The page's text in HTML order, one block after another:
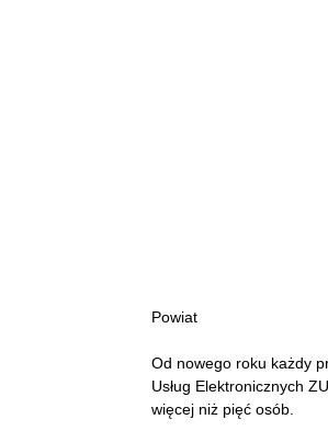
Powiat
Od nowego roku każdy
Usług Elektronicznych
więcej niż pięć osób.